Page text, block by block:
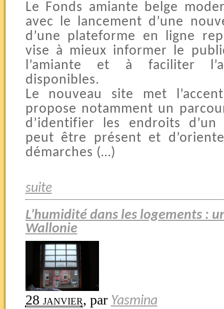
Le Fonds amiante belge
avec le lancement d’une
d’une plateforme en ligne
vise à mieux informer le
l’amiante et à faciliter
disponibles.
Le nouveau site met
propose notamment un
d’identifier les endroits
peut être présent et
démarches (…)
suite
L’humidité dans les logements :
Wallonie
28 janvier, par Yasmina